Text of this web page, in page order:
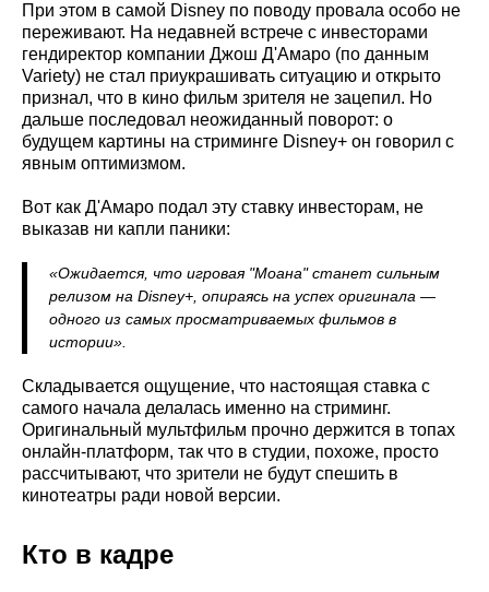
При этом в самой Disney по поводу провала особо не
переживают. На недавней встрече с инвесторами
гендиректор компании Джош Д'Амаро (по данным
Variety) не стал приукрашивать ситуацию и открыто
признал, что в кино фильм зрителя не зацепил. Но
дальше последовал неожиданный поворот: о
будущем картины на стриминге Disney+ он говорил с
явным оптимизмом.
Вот как Д'Амаро подал эту ставку инвесторам, не
выказав ни капли паники:
«Ожидается, что игровая "Моана" станет сильным
релизом на Disney+, опираясь на успех оригинала —
одного из самых просматриваемых фильмов в
истории».
Складывается ощущение, что настоящая ставка с
самого начала делалась именно на стриминг.
Оригинальный мультфильм прочно держится в топах
онлайн-платформ, так что в студии, похоже, просто
рассчитывают, что зрители не будут спешить в
кинотеатры ради новой версии.
Кто в кадре